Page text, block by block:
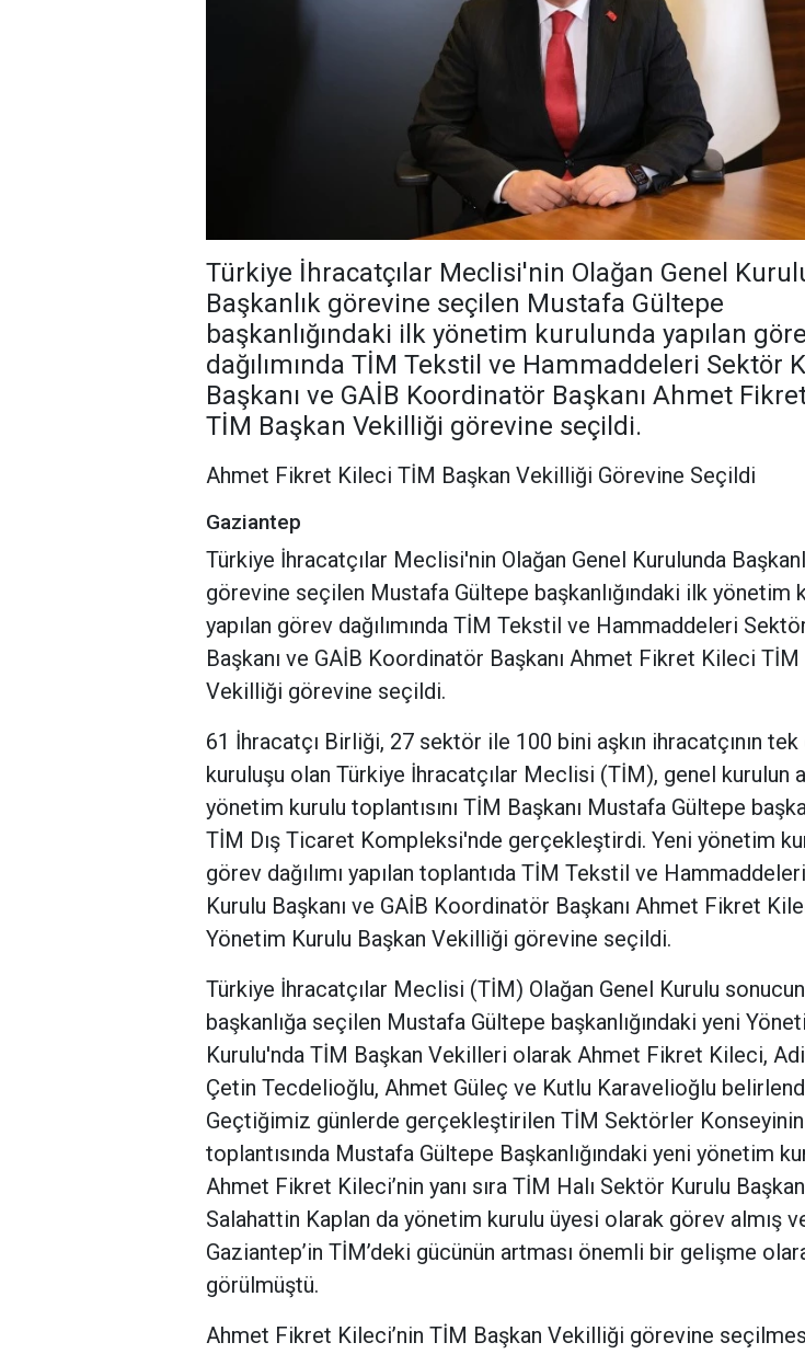
Türkiye İhracatçılar Meclisi'nin Olağan Genel
Başkanlık görevine seçilen Mustafa Gültepe
başkanlığındaki ilk yönetim kurulunda yapılan
dağılımında TİM Tekstil ve Hammaddeleri Sektör
Başkanı ve GAİB Koordinatör Başkanı Ahmet
TİM Başkan Vekilliği görevine seçildi.
Ahmet Fikret Kileci TİM Başkan Vekilliği Görevine Seçildi
Gaziantep
Türkiye İhracatçılar Meclisi'nin Olağan Genel Kurulunda
görevine seçilen Mustafa Gültepe başkanlığındaki ilk yönetim
yapılan görev dağılımında TİM Tekstil ve Hammaddeleri
Başkanı ve GAİB Koordinatör Başkanı Ahmet Fikret Kileci TİM
Vekilliği görevine seçildi.
61 İhracatçı Birliği, 27 sektör ile 100 bini aşkın ihracatçının tek
kuruluşu olan Türkiye İhracatçılar Meclisi (TİM), genel kurulun
yönetim kurulu toplantısını TİM Başkanı Mustafa Gültepe
TİM Dış Ticaret Kompleksi'nde gerçekleştirdi. Yeni yönetim
görev dağılımı yapılan toplantıda TİM Tekstil ve
Kurulu Başkanı ve GAİB Koordinatör Başkanı Ahmet Fikret
Yönetim Kurulu Başkan Vekilliği görevine seçildi.
Türkiye İhracatçılar Meclisi (TİM) Olağan Genel Kurulu
başkanlığa seçilen Mustafa Gültepe başkanlığındaki yeni
Kurulu'nda TİM Başkan Vekilleri olarak Ahmet Fikret Kileci,
Çetin Tecdelioğlu, Ahmet Güleç ve Kutlu Karavelioğlu
Geçtiğimiz günlerde gerçekleştirilen TİM Sektörler
toplantısında Mustafa Gültepe Başkanlığındaki yeni yönetim
Ahmet Fikret Kileci’nin yanı sıra TİM Halı Sektör Kurulu
Salahattin Kaplan da yönetim kurulu üyesi olarak görev almış
Gaziantep’in TİM’deki gücünün artması önemli bir gelişme
görülmüştü.
Ahmet Fikret Kileci’nin TİM Başkan Vekilliği görevine